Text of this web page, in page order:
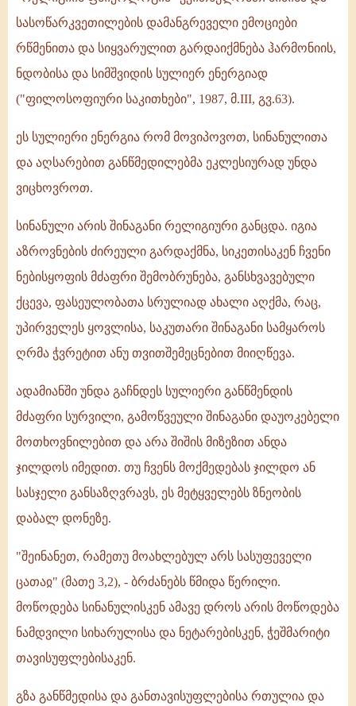
სასოწარკვეთილების დამანგრეველი ემოციები
რწმენითა და სიყვარულით გარდაიქმნება ჰარმონიის,
ნდობისა და სიმშვიდის სულიერ ენერგიად
("ფილოსოფიური საკითხები", 1987, მ.III, გვ.63).
ეს სულიერი ენერგია რომ მოვიპოვოთ, სინანულითა
და აღსარებით განწმედილებმა ეკლესიურად უნდა
ვიცხოვროთ.
სინანული არის შინაგანი რელიგიური განცდა. იგია
აზროვნების ძირეული გარდაქმნა, სიკეთისაკენ ჩვენი
ნებისყოფის მძაფრი შემობრუნება, განსხვავებული
ქცევა, ფასეულობათა სრულიად ახალი აღქმა, რაც,
უპირველეს ყოვლისა, საკუთარი შინაგანი სამყაროს
ღრმა ჭვრეტით ანუ თვითშემეცნებით მიიღწევა.
ადამიანში უნდა გაჩნდეს სულიერი განწმენდის
მძაფრი სურვილი, გამოწვეული შინაგანი დაუოკებელი
მოთხოვნილებით და არა შიშის მიზეზით ანდა
ჯილდოს იმედით. თუ ჩვენს მოქმედებას ჯილდო ან
სასჯელი განსაზღვრავს, ეს მეტყველებს ზნეობის
დაბალ დონეზე.
"შეინანეთ, რამეთუ მოახლებულ არს სასუფეველი
ცათაჲ" (მათე 3,2), - ბრძანებს წმიდა წერილი.
მოწოდება სინანულისკენ ამავე დროს არის მოწოდება
ნამდვილი სიხარულისა და ნეტარებისკენ, ჭეშმარიტი
თავისუფლებისაკენ.
გზა განწმედისა და განთავისუფლებისა რთულია და